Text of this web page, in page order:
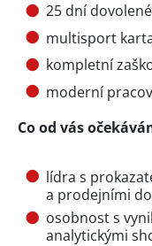
25 dní
multisport
kompletní
moderní
Co od vás
lídra s
a prodejními
osobnost s
analytickými